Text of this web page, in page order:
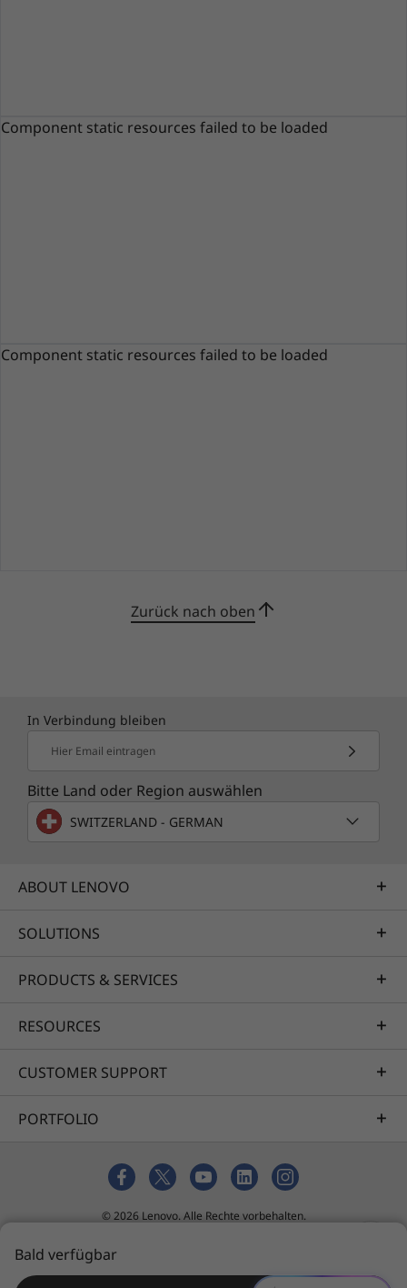
Component static resources failed to be loaded
Component static resources failed to be loaded
Zurück nach oben
In Verbindung bleiben
Hier Email eintragen
Bitte Land oder Region auswählen
SWITZERLAND - GERMAN
ABOUT LENOVO
SOLUTIONS
PRODUCTS & SERVICES
RESOURCES
CUSTOMER SUPPORT
PORTFOLIO
© 2026 Lenovo. Alle Rechte vorbehalten.
Nutzungsbedingungen
Impressum
Bald verfügbar